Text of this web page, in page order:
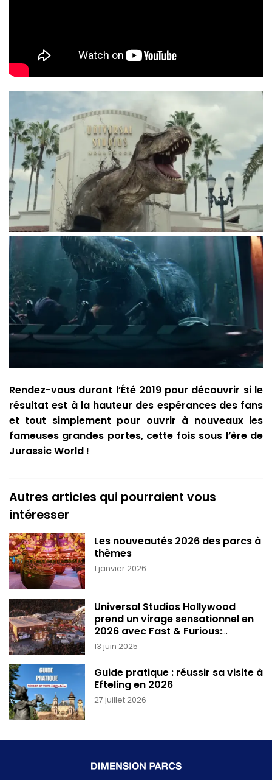
Rendez-vous durant l’Été 2019 pour découvrir si le
résultat est à la hauteur des espérances des fans
et tout simplement pour ouvrir à nouveaux les
fameuses grandes portes, cette fois sous l’ère de
Jurassic World !
Autres articles qui pourraient vous
intéresser
1 janvier 2026
Les nouveautés 2026 des parcs à
thèmes
13 juin 2025
Universal Studios Hollywood
prend un virage sensationnel en
2026 avec Fast & Furious:
Hollywood Drift.
27 juillet 2026
Guide pratique : réussir sa visite à
Efteling en 2026